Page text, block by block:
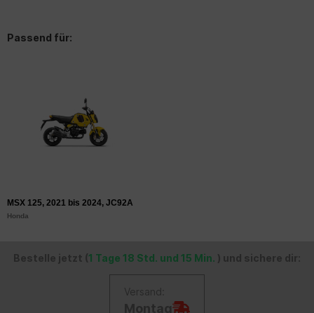
Passend für:
MSX 125, 2021 bis 2024, JC92A
Honda
Bestelle jetzt (1 Tage 18 Std. und 15 Min. ) und sichere dir:
Versand:
Montag